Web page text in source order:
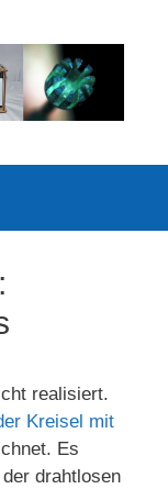
realisiert.
Kreisel mit
Es
drahtlosen